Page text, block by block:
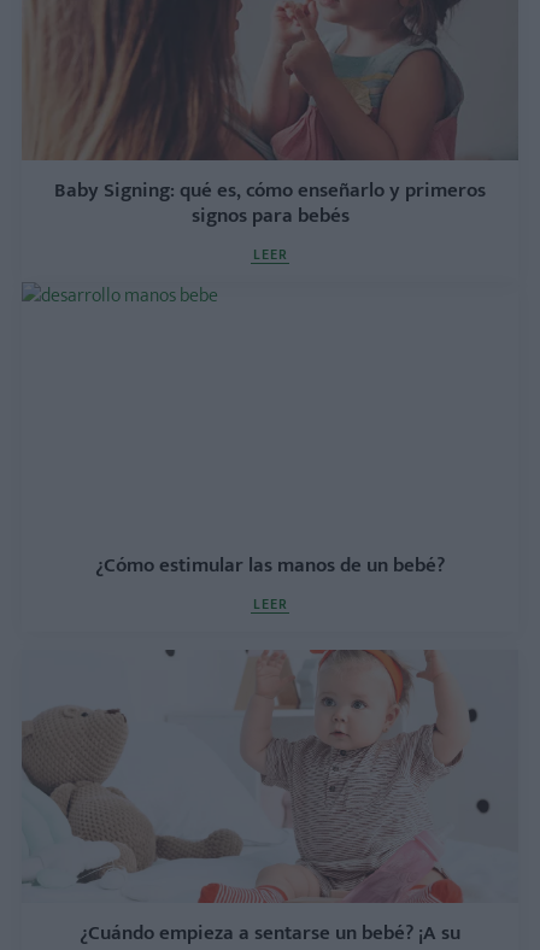
Baby Signing: qué es, cómo enseñarlo y primeros
signos para bebés
LEER
¿Cómo estimular las manos de un bebé?
LEER
¿Cuándo empieza a sentarse un bebé? ¡A su